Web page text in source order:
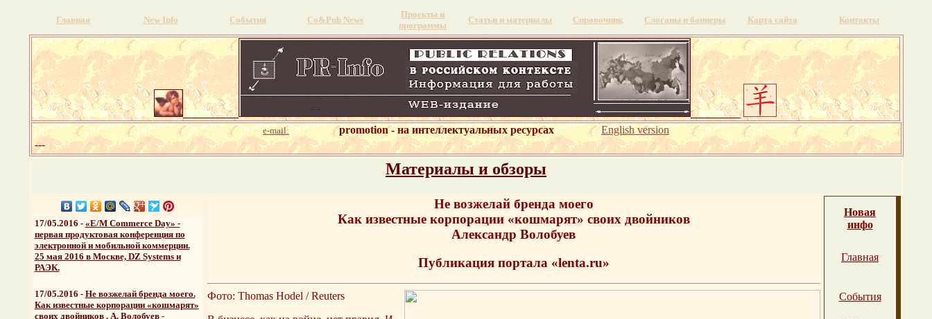
Главная New Info События Со&Pub News
Проекты и
программы
Статьи и материалы Справочник Слоганы и баннеры Карта сайта Контакты
e-mail: promotion - на интеллектуальных ресурсах
English version
---
Материалы и обзоры
17/05.2016 - «E/M Commerce Day» -
первая продуктовая конференция по
электронной и мобильной коммерции.
25 мая 2016 в Москве, DZ Systems и
РАЭК.
17/05.2016 - Не возжелай бренда моего.
Как известные корпорации «кошмарят»
своих двойников . А. Волобуев -
Не возжелай бренда моего
Как известные корпорации «кошмарят» своих двойников
Александр Волобуев
Публикация портала «lenta.ru»
Фото: Thomas Hodel / Reuters
Новая
инфо
Главная
События